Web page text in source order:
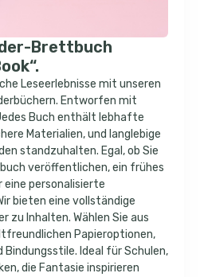
Brettbuch
Leseerlebnisse mit unseren
Entworfen mit
Buch enthält lebhafte
Materialien, und langlebige
standzuhalten. Egal, ob Sie
veröffentlichen, ein frühes
personalisierte
bieten eine vollständige
zu Inhalten. Wählen Sie aus
Papieroptionen,
Bindungsstile. Ideal für Schulen,
die Fantasie inspirieren